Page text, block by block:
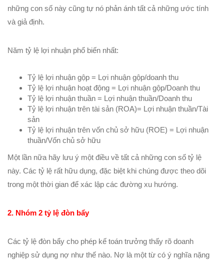
những con số này cũng tự nó phản ánh tất cả những ước tính
và giả định.
Năm tỷ lệ lợi nhuận phổ biến nhất:
Tỷ lệ lợi nhuận gộp = Lợi nhuận gộp/doanh thu
Tỷ lệ lợi nhuận hoạt động = Lợi nhuận gộp/Doanh thu
Tỷ lệ lợi nhuận thuần = Lợi nhuận thuần/Doanh thu
Tỷ lệ lợi nhuận trên tài sản (ROA)= Lợi nhuận thuần/Tài
sản
Tỷ lệ lợi nhuận trên vốn chủ sở hữu (ROE) = Lợi nhuận
thuần/Vốn chủ sở hữu
Một lần nữa hãy lưu ý một điều về tất cả những con số tỷ lệ
này. Các tỷ lệ rất hữu dụng, đặc biệt khi chúng được theo dõi
trong một thời gian để xác lập các đường xu hướng.
2. Nhóm 2 tỷ lệ đòn bẩy
Các tỷ lệ đòn bẩy cho phép kế toán trưởng thấy rõ doanh
nghiệp sử dụng nợ như thế nào. Nợ là một từ có ý nghĩa nặng